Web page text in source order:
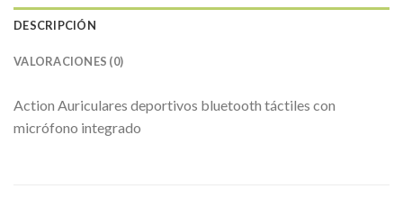
DESCRIPCIÓN
VALORACIONES (0)
Action Auriculares deportivos bluetooth táctiles con
micrófono integrado